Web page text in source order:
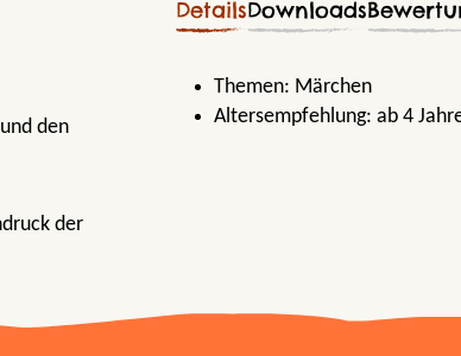
den
der
DetailsDownloads
Themen: Märchen
Altersempfehlung: ab 4